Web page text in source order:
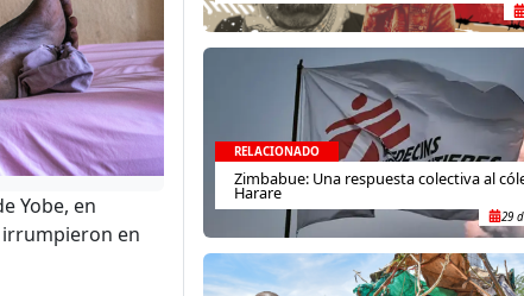
Yobe, en
en
RELACIONADO
Zimbabue: Una respuesta colectiva al
Harare
29